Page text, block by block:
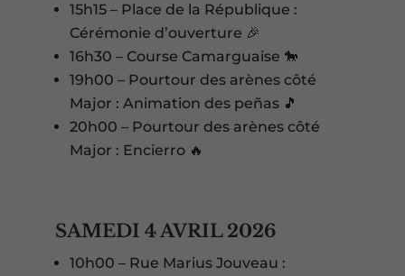
15h15 – Place de la République :
Cérémonie d’ouverture 🎉
16h30 – Course Camarguaise 🐎
19h00 – Pourtour des arènes côté
Major : Animation des peñas 🎵
20h00 – Pourtour des arènes côté
Major : Encierro 🔥
SAMEDI 4 AVRIL 2026
10h00 – Rue Marius Jouveau :